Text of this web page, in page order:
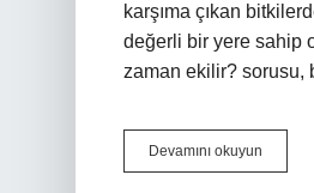
karşıma çıkan
değerli bir yere sahip
zaman ekilir? sorusu,
Devamını okuyun
bitkisi